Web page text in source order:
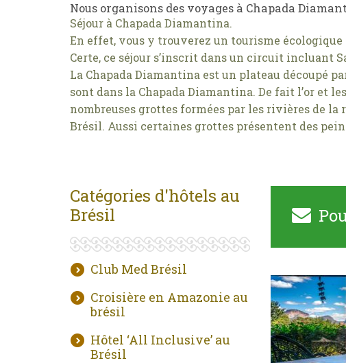
Nous organisons des voyages à Chapada
Séjour à Chapada Diamantina.
En effet, vous y trouverez un tourisme écologique
Certe, ce séjour s’inscrit dans un circuit incluant
La Chapada Diamantina est un plateau découpé
sont dans la Chapada Diamantina. De fait l’or et
nombreuses grottes formées par les rivières de
Brésil. Aussi certaines grottes présentent des
Catégories d'hôtels au
Brésil
Club Med Brésil
Croisière en Amazonie au
brésil
Hôtel ‘All Inclusive’ au
Brésil